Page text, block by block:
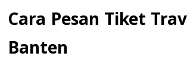
Cara Pesan Tiket
Banten